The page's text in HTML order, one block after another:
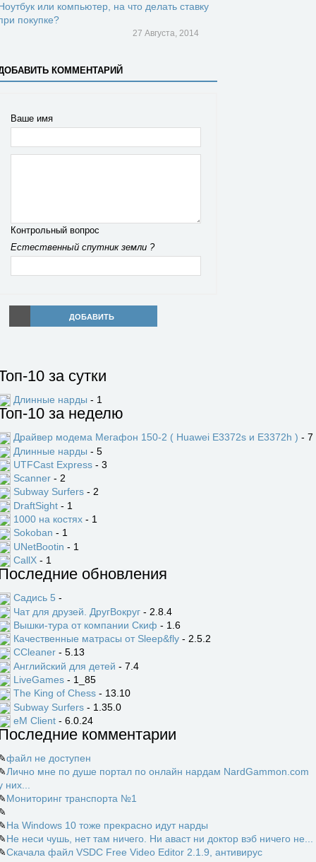
или компьютер, на что делать ставку
покупке?
27 Августа, 2014
КОММЕНТАРИЙ
Ваше имя
Контрольный вопрос
Естественный спутник земли ?
ДОБАВИТЬ
10 за сутки
Длинные нарды - 1
10 за неделю
Драйвер модема Мегафон 150-2 ( Huawei E3372s и E3372h ) - 7
Длинные нарды - 5
UTFCast Express - 3
Scanner - 2
Subway Surfers - 2
DraftSight - 1
1000 на костях - 1
Sokoban - 1
UNetBootin - 1
CallX - 1
обновления
Садись 5 -
Чат для друзей. ДругВокруг - 2.8.4
Вышки-тура от компании Скиф - 1.6
Качественные матрасы от Sleep&fly - 2.5.2
CCleaner - 5.13
Английский для детей - 7.4
LiveGames - 1_85
The King of Chess - 13.10
Subway Surfers - 1.35.0
eM Client - 6.0.24
комментарии
файл не доступен
Лично мне по душе портал по онлайн нардам NardGammon.com
них...
Мониторинг транспорта №1
На Windows 10 тоже прекрасно идут нарды
Не неси чушь, нет там ничего. Ни аваст ни доктор вэб ничего не...
Скачала файл VSDC Free Video Editor 2.1.9, антивирус